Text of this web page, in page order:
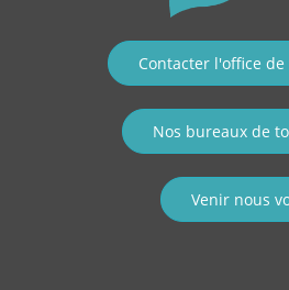
Contacter l'office
Nos bureaux de
Venir nous